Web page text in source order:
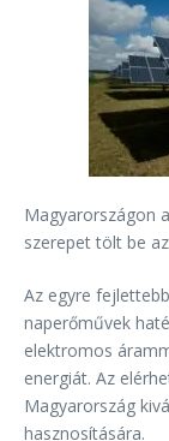
Magyarországon
szerepet tölt be
Az egyre
naperőművek
elektromos
energiát. Az
Magyarország
hasznosítására.